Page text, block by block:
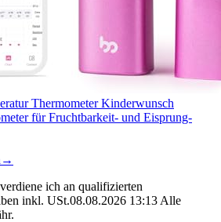
Thermometer Kinderwunsch
für Fruchtbarkeit- und Eisprung-
→
ich an qualifizierten
inkl. USt.08.08.2026 13:13 Alle